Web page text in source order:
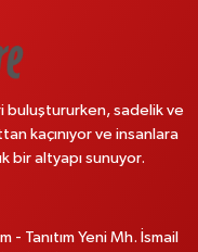
buluştururken, sadelik ve
kaçınıyor ve insanlara
bir altyapı sunuyor.
- Tanıtım Yeni Mh. İsmail